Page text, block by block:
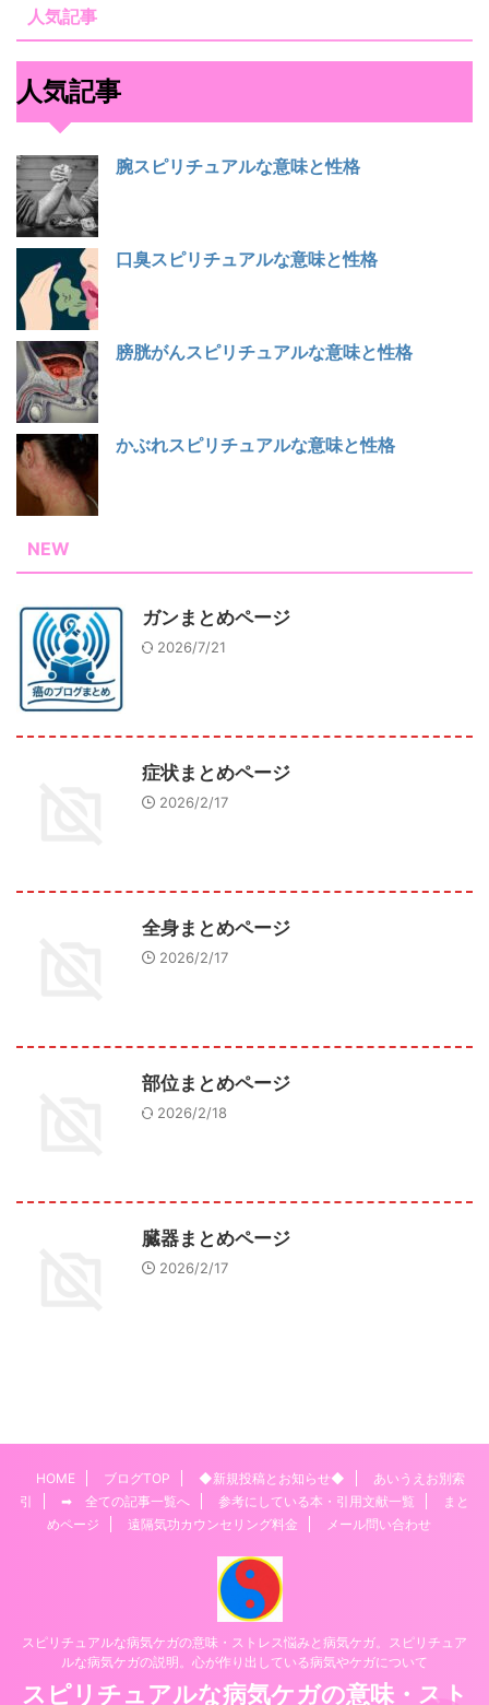
人気記事
人気記事
腕スピリチュアルな意味と性格
口臭スピリチュアルな意味と性格
膀胱がんスピリチュアルな意味と性格
かぶれスピリチュアルな意味と性格
NEW
ガンまとめページ
2026/7/21
症状まとめページ
2026/2/17
全身まとめページ
2026/2/17
部位まとめページ
2026/2/18
臓器まとめページ
2026/2/17
HOME ブログTOP ◆新規投稿とお知らせ◆
あいうえお別索
引
➡ 全ての記事一覧へ 参考にしている本・引用文献一覧
まと
めページ
遠隔気功カウンセリング料金 メール問い合わせ
スピリチュアルな病気ケガの意味・ストレス悩みと病気ケガ。スピリチュア
ルな病気ケガの説明。心が作り出している病気やケガについて
スピリチュアルな病気ケガの意味・スト